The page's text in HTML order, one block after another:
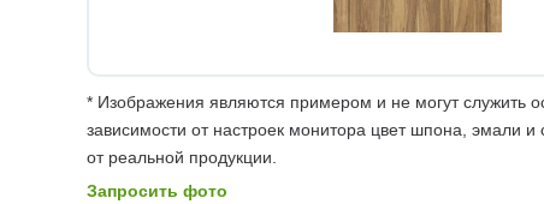
* Изображения являются примером и не могут служить
зависимости от настроек монитора цвет шпона, эмали и
от реальной продукции.
Запросить фото